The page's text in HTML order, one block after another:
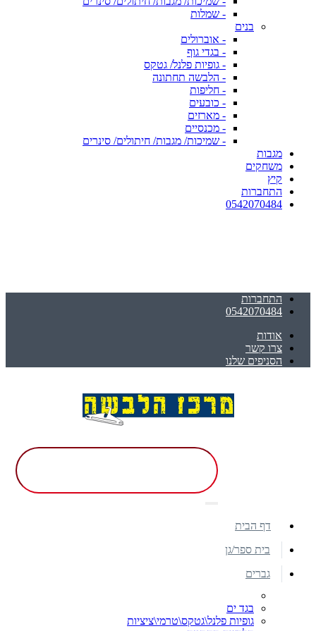
- שמלות
בנים
- אוברולים
- בגדי גוף
- גופיות פלנל/ גטקס
- הלבשה תחתונה
- חליפות
- כובעים
- מארזים
- מכנסיים
- שמיכות/ מגבות/ חיתולים/ סינרים
מגבות
משחקים
קיץ
התחברות
0542070484
התחברות
0542070484
אודות
צרו קשר
הסניפים שלנו
דף הבית
בית ספר/גן
גברים
בגד ים
גופיות פלנל\גטקס\טרמי\ציציות